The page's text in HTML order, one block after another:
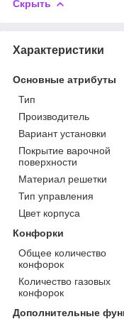
Скрыть
Характеристики
Основные атрибуты
Тип
Производитель
Вариант установки
Покрытие варочной
поверхности
Материал решетки
Тип управления
Цвет корпуса
Конфорки
Общее количество
конфорок
Количество газовых
конфорок
Дополнительные